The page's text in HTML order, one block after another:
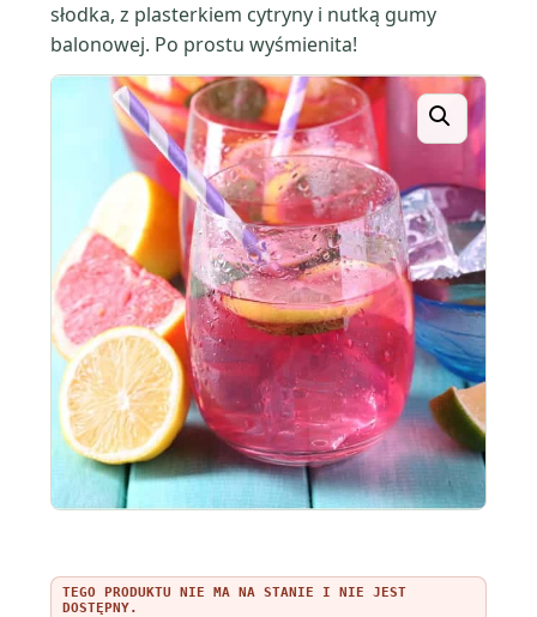
słodka, z plasterkiem cytryny i nutką gumy
balonowej. Po prostu wyśmienita!
TEGO PRODUKTU NIE MA NA STANIE I NIE JEST
DOSTĘPNY.